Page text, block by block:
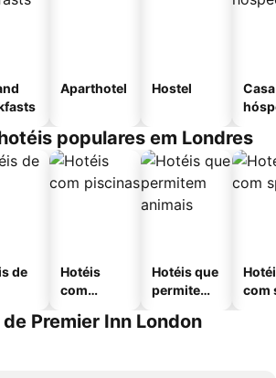
Aparthotel Hostel
populares em Londres
de
Hotéis
com
Hotéis que
permitem
com
Premier Inn London